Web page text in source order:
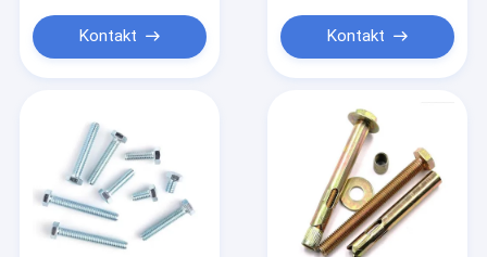
Location
Kontakt Kontakt